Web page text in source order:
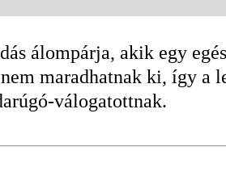
álompárja, akik egy
maradhatnak ki, így a
válogatottnak.